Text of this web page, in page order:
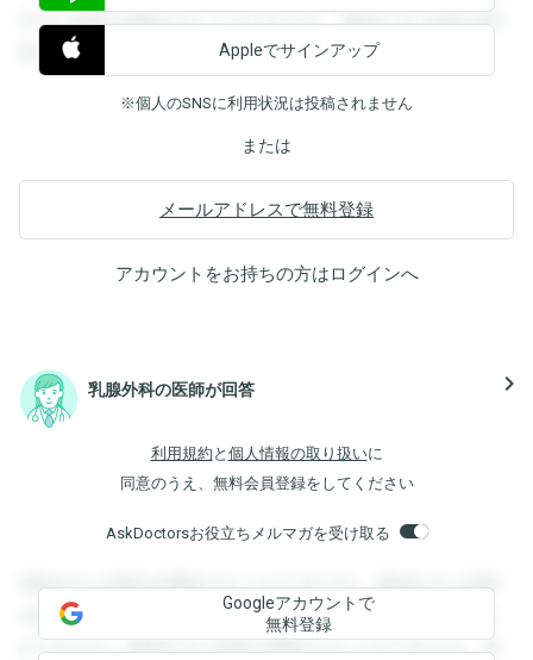
すると回答を閲覧することができます。登録すると回答を閲
覧することができます。
Appleでサインアップ
※個人のSNSに利用状況は投稿されません
または
メールアドレスで無料登録
アカウントをお持ちの方はログインへ
乳腺外科の医師が回答 navigate_next
利用規約 と 個人情報の取り扱いに
同意のうえ、無料会員登録をしてください
AskDoctorsお役立ちメルマガを受け取る
登録すると回答を閲覧することができます。登録すると回答
を閲覧することができます。登録すると回答を閲覧すること
ができます。登録すると回答を閲覧することができます。登
Googleアカウントで
無料登録